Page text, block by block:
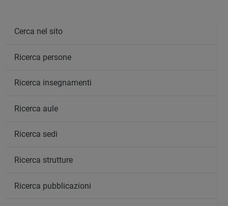
Cerca nel sito
Ricerca persone
Ricerca insegnamenti
Ricerca aule
Ricerca sedi
Ricerca strutture
Ricerca pubblicazioni